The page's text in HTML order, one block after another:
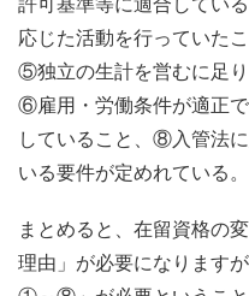
許可基準等に適合してい
応じた活動を行っていた
⑤独立の生計を営むに足り
⑥雇用・労働条件が適正
していること、⑧入管法
いる要件が定めれている。
まとめると、在留資格の
理由」が必要になります